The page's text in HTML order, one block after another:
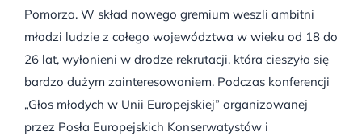
Pomorza. W skład nowego gremium weszli ambitni
młodzi ludzie z całego województwa w wieku od 18 do
26 lat, wyłonieni w drodze rekrutacji, która cieszyła się
bardzo dużym zainteresowaniem. Podczas konferencji
„Głos młodych w Unii Europejskiej” organizowanej
przez Posła Europejskich Konserwatystów i